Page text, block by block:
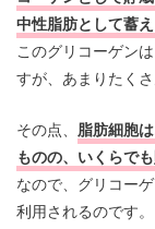
中性脂肪として蓄え
このグリコーゲン
すが、あまりたく
その点、 脂肪細胞
ものの、いくらで
なので、グリコー
利用されるのです。